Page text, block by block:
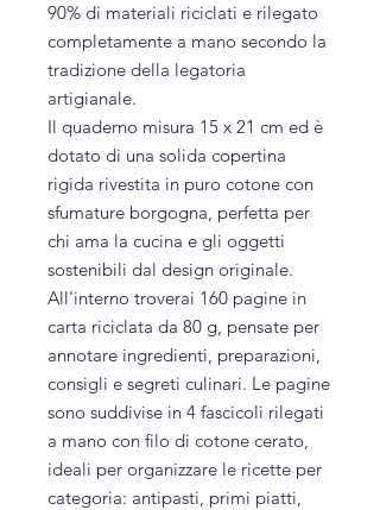
90% di materiali riciclati e rilegato
completamente a mano secondo la
tradizione della legatoria
artigianale.
Il quaderno misura 15 x 21 cm ed è
dotato di una solida copertina
rigida rivestita in puro cotone con
sfumature borgogna, perfetta per
chi ama la cucina e gli oggetti
sostenibili dal design originale.
All'interno troverai 160 pagine in
carta riciclata da 80 g, pensate per
annotare ingredienti, preparazioni,
consigli e segreti culinari. Le pagine
sono suddivise in 4 fascicoli rilegati
a mano con filo di cotone cerato,
ideali per organizzare le ricette per
categoria: antipasti, primi piatti,